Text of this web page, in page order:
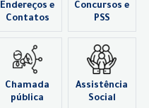
Endereços e
Contatos
Concursos e
PSS
Chamada
pública
Assistência
Social